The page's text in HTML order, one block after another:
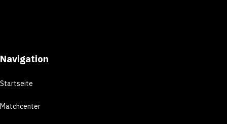
Navigation
Startseite
Matchcenter